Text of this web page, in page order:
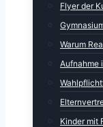
Flyer der
Warum
Aufnahme
Kinder mit